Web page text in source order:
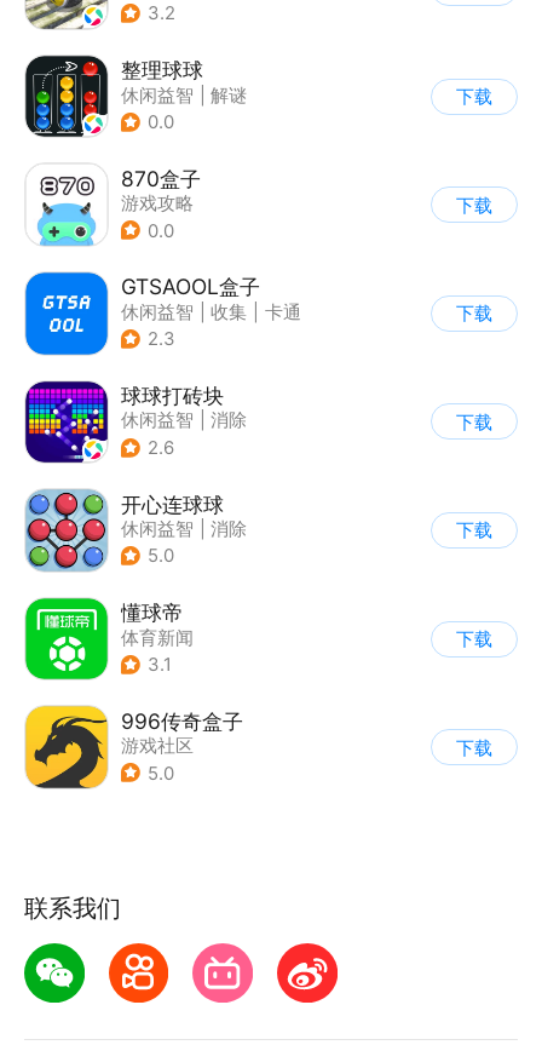
3.2
整理球球
休闲益智
解谜
0.0
下载
870盒子
游戏攻略
0.0
下载
GTSAOOL盒子
休闲益智 收集
卡通
2.3
下载
球球打砖块
休闲益智
消除
2.6
下载
开心连球球
休闲益智
消除
5.0
下载
懂球帝
体育新闻
3.1
下载
996传奇盒子
游戏社区
5.0
下载
联系我们